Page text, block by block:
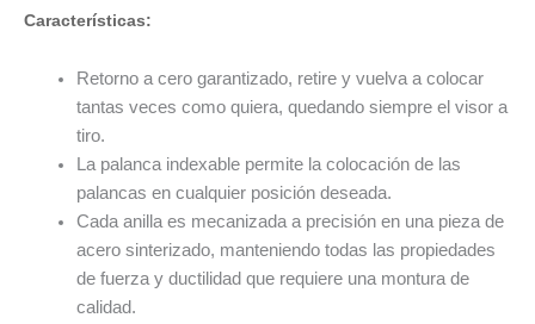
Características:
Retorno a cero garantizado, retire y vuelva a colocar
tantas veces como quiera, quedando siempre el visor a
tiro.
La palanca indexable permite la colocación de las
palancas en cualquier posición deseada.
Cada anilla es mecanizada a precisión en una pieza de
acero sinterizado, manteniendo todas las propiedades
de fuerza y ductilidad que requiere una montura de
calidad.